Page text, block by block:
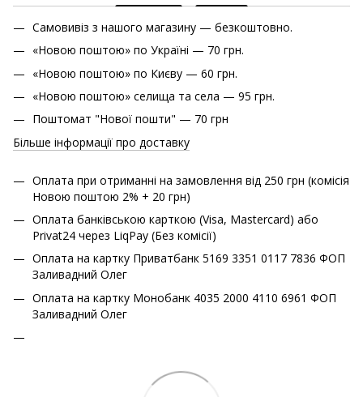
Самовивіз з нашого магазину — безкоштовно.
«Новою поштою» по Україні — 70 грн.
«Новою поштою» по Києву — 60 грн.
«Новою поштою» cелища та села — 95 грн.
Поштомат "Нової пошти" — 70 грн
Більше інформації про доставку
Оплата при отриманні на замовлення від 250 грн (комісія
Новою поштою 2% + 20 грн)
Оплата банківською карткою (Visa, Mastercard) або
Privat24 через LiqPay (Без комісії)
Оплата на картку Приватбанк 5169 3351 0117 7836 ФОП
Заливадний Олег
Оплата на картку Монобанк 4035 2000 4110 6961 ФОП
Заливадний Олег